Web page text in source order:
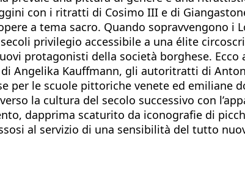
con i ritratti di Cosimo III e di
a tema sacro. Quando sopravvengono
privilegio accessibile a una élite
protagonisti della società borghese. Ecco
Angelika Kauffmann, gli autoritratti di Anton
per le scuole pittoriche venete ed emiliane
la cultura del secolo successivo con
dapprima scaturito da iconografie di
al servizio di una sensibilità del tutto